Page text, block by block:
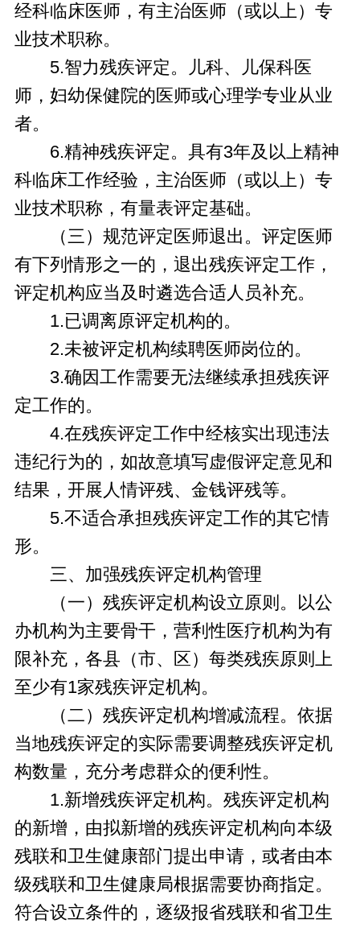
经科临床医师，有主治医师（或以上）专
业技术职称。
5.智力残疾评定。儿科、儿保科医
师，妇幼保健院的医师或心理学专业从业
者。
6.精神残疾评定。具有3年及以上精神
科临床工作经验，主治医师（或以上）专
业技术职称，有量表评定基础。
（三）规范评定医师退出。评定医师
有下列情形之一的，退出残疾评定工作，
评定机构应当及时遴选合适人员补充。
1.已调离原评定机构的。
2.未被评定机构续聘医师岗位的。
3.确因工作需要无法继续承担残疾评
定工作的。
4.在残疾评定工作中经核实出现违法
违纪行为的，如故意填写虚假评定意见和
结果，开展人情评残、金钱评残等。
5.不适合承担残疾评定工作的其它情
形。
三、加强残疾评定机构管理
（一）残疾评定机构设立原则。以公
办机构为主要骨干，营利性医疗机构为有
限补充，各县（市、区）每类残疾原则上
至少有1家残疾评定机构。
（二）残疾评定机构增减流程。依据
当地残疾评定的实际需要调整残疾评定机
构数量，充分考虑群众的便利性。
1.新增残疾评定机构。残疾评定机构
的新增，由拟新增的残疾评定机构向本级
残联和卫生健康部门提出申请，或者由本
级残联和卫生健康局根据需要协商指定。
符合设立条件的，逐级报省残联和省卫生